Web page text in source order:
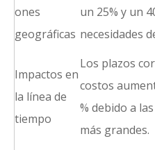
ones
geográficas
un 25% y un
necesidades
Impactos en
la línea de
tiempo
Los plazos
costos
% debido a
más grandes.